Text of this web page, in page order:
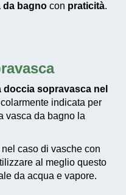
da bagno con praticità.
sopravasca nel
indicata per
vasca da bagno la
caso di vasche con
al meglio questo
da acqua e vapore.